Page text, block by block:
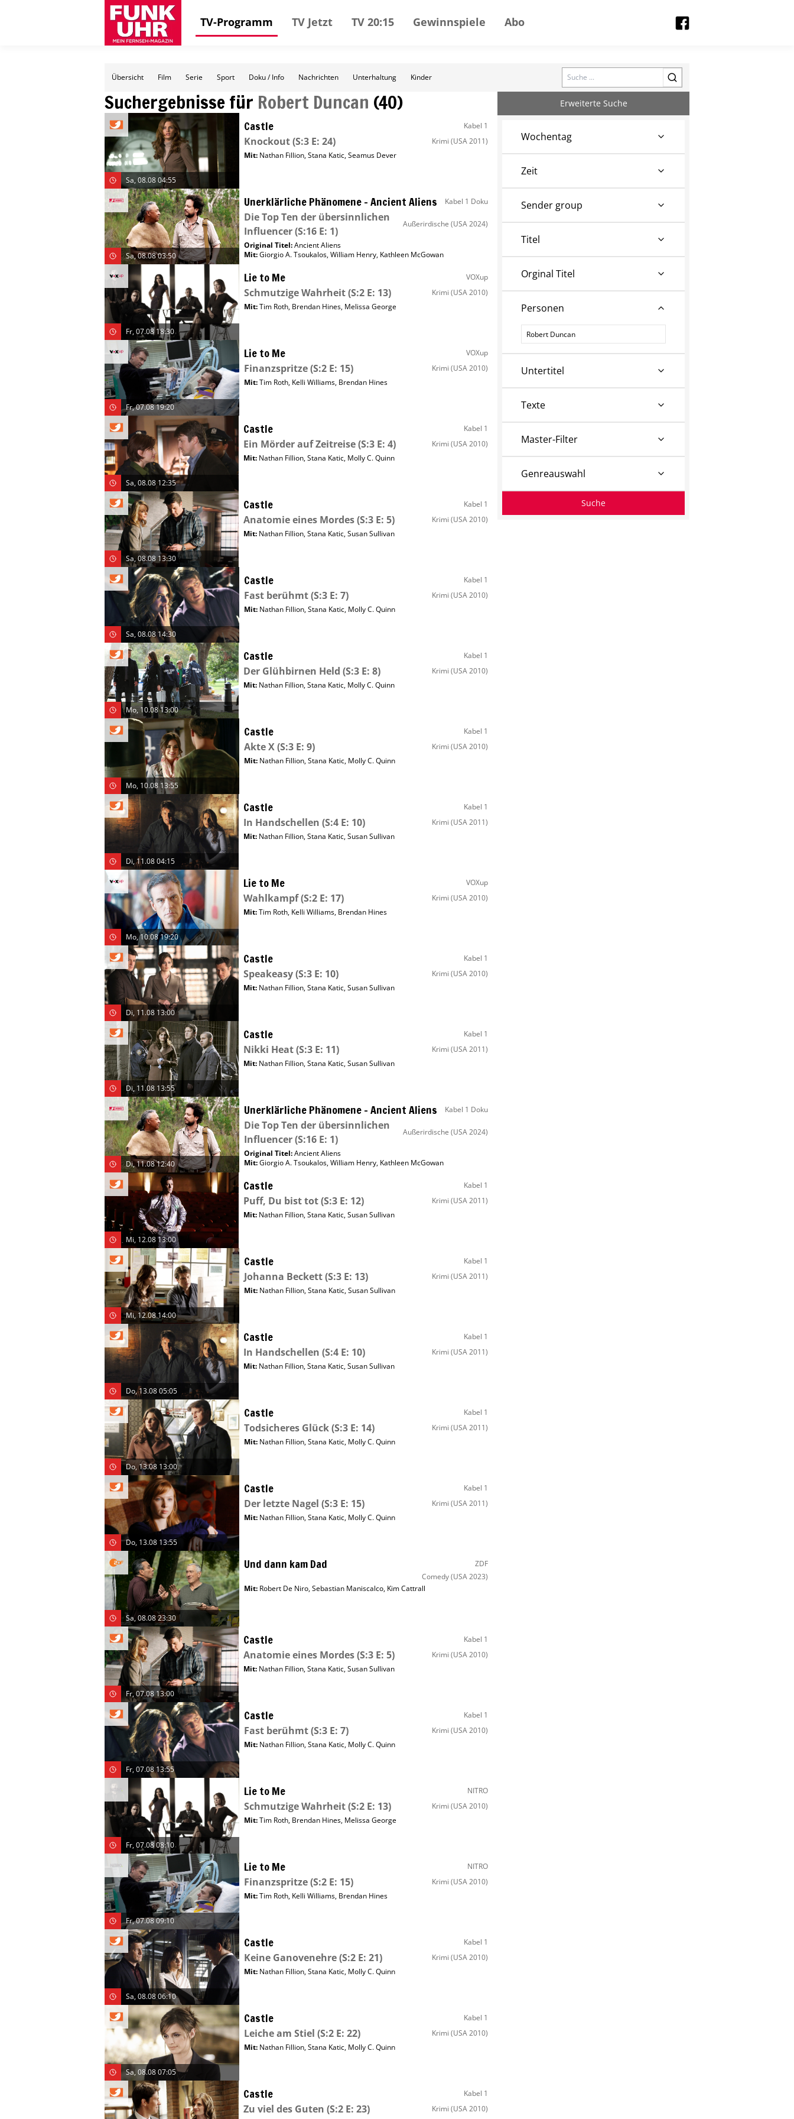
TV-Programm TV Jetzt TV 20:15 Gewinnspiele Abo
Übersicht Film Serie Sport Doku / Info Nachrichten Unterhaltung Kinder Search
Suchergebnisse für Robert Duncan (40)
Sa, 08.08 04:55
Castle Kabel 1
Knockout(S:3 E: 24) Krimi (USA 2011)
Mit: Nathan Fillion,Stana Katic,Seamus Dever
Sa, 08.08 03:50
Unerklärliche Phänomene – Ancient Aliens Kabel 1 Doku
Die Top Ten der übersinnlichen
Influencer(S:16 E: 1)
Außerirdische (USA 2024)
Original Titel:Ancient Aliens
Mit:Giorgio A. Tsoukalos,William Henry, Kathleen McGowan
Fr, 07.08 18:30
Lie to Me VOXup
Schmutzige Wahrheit(S:2 E: 13) Krimi (USA 2010)
Mit:Tim Roth, Brendan Hines, Melissa George
Fr, 07.08 19:20
Lie to Me VOXup
Finanzspritze(S:2 E: 15) Krimi (USA 2010)
Mit:Tim Roth, Kelli Williams, Brendan Hines
Sa, 08.08 12:35
Castle Kabel 1
Ein Mörder auf Zeitreise(S:3 E: 4) Krimi (USA 2010)
Mit: Nathan Fillion,Stana Katic, Molly C. Quinn
Sa, 08.08 13:30
Castle Kabel 1
Anatomie eines Mordes(S:3 E: 5) Krimi (USA 2010)
Mit: Nathan Fillion,Stana Katic,Susan Sullivan
Sa, 08.08 14:30
Castle Kabel 1
Fast berühmt(S:3 E: 7) Krimi (USA 2010)
Mit: Nathan Fillion,Stana Katic, Molly C. Quinn
Mo, 10.08 13:00
Castle Kabel 1
Der Glühbirnen Held (S:3 E: 8) Krimi (USA 2010)
Mit: Nathan Fillion,Stana Katic, Molly C. Quinn
Mo, 10.08 13:55
Castle Kabel 1
Akte X(S:3 E: 9) Krimi (USA 2010)
Mit: Nathan Fillion,Stana Katic, Molly C. Quinn
Di, 11.08 04:15
Castle Kabel 1
In Handschellen (S:4 E: 10) Krimi (USA 2011)
Mit: Nathan Fillion,Stana Katic,Susan Sullivan
Mo, 10.08 19:20
Lie to Me VOXup
Wahlkampf(S:2 E: 17) Krimi (USA 2010)
Mit:Tim Roth, Kelli Williams, Brendan Hines
Di, 11.08 13:00
Castle Kabel 1
Speakeasy(S:3 E: 10) Krimi (USA 2010)
Mit: Nathan Fillion,Stana Katic,Susan Sullivan
Di, 11.08 13:55
Castle Kabel 1
Nikki Heat(S:3 E: 11) Krimi (USA 2011)
Mit: Nathan Fillion,Stana Katic,Susan Sullivan
Di, 11.08 12:40
Unerklärliche Phänomene – Ancient Aliens Kabel 1 Doku
Die Top Ten der übersinnlichen
Influencer(S:16 E: 1)
Außerirdische (USA 2024)
Original Titel:Ancient Aliens
Mit:Giorgio A. Tsoukalos,William Henry, Kathleen McGowan
Mi, 12.08 13:00
Castle Kabel 1
Puff, Du bist tot(S:3 E: 12) Krimi (USA 2011)
Mit: Nathan Fillion,Stana Katic,Susan Sullivan
Mi, 12.08 14:00
Castle Kabel 1
Johanna Beckett(S:3 E: 13) Krimi (USA 2011)
Mit: Nathan Fillion,Stana Katic,Susan Sullivan
Do, 13.08 05:05
Castle Kabel 1
In Handschellen (S:4 E: 10) Krimi (USA 2011)
Mit: Nathan Fillion,Stana Katic,Susan Sullivan
Do, 13.08 13:00
Castle Kabel 1
Todsicheres Glück(S:3 E: 14) Krimi (USA 2011)
Mit: Nathan Fillion,Stana Katic, Molly C. Quinn
Do, 13.08 13:55
Castle Kabel 1
Der letzte Nagel (S:3 E: 15) Krimi (USA 2011)
Mit: Nathan Fillion,Stana Katic, Molly C. Quinn
Sa, 08.08 23:30
Und dann kam Dad
ZDF
Comedy(USA 2023)
Mit: Robert De Niro,Sebastian Maniscalco, Kim Cattrall
Fr, 07.08 13:00
Castle Kabel 1
Anatomie eines Mordes(S:3 E: 5) Krimi (USA 2010)
Mit: Nathan Fillion,Stana Katic,Susan Sullivan
Fr, 07.08 13:55
Castle Kabel 1
Fast berühmt(S:3 E: 7) Krimi (USA 2010)
Mit: Nathan Fillion,Stana Katic, Molly C. Quinn
Fr, 07.08 08:10
Lie to Me NITRO
Schmutzige Wahrheit(S:2 E: 13) Krimi (USA 2010)
Mit:Tim Roth, Brendan Hines, Melissa George
Fr, 07.08 09:10
Lie to Me NITRO
Finanzspritze(S:2 E: 15) Krimi (USA 2010)
Mit:Tim Roth, Kelli Williams, Brendan Hines
Sa, 08.08 06:10
Castle Kabel 1
Keine Ganovenehre(S:2 E: 21) Krimi (USA 2010)
Mit: Nathan Fillion,Stana Katic, Molly C. Quinn
Sa, 08.08 07:05
Castle Kabel 1
Leiche am Stiel (S:2 E: 22) Krimi (USA 2010)
Mit: Nathan Fillion,Stana Katic, Molly C. Quinn
Castle Kabel 1
Zu viel des Guten (S:2 E: 23) Krimi (USA 2010)
Erweiterte Suche
Wochentag
Zeit
Sender group
Titel
Orginal Titel
Personen
Personen
Untertitel
Texte
Master-Filter
Genreauswahl
Suche